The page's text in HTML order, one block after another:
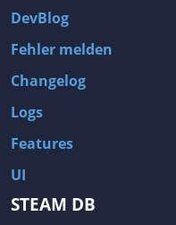
DevBlog
Fehler melden
Changelog
Logs
Features
UI
STEAM DB